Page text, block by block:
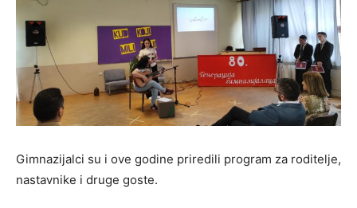
Gimnazijalci su i ove godine priredili program za roditelje,
nastavnike i druge goste.